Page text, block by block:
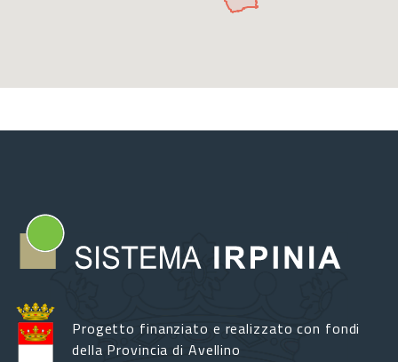
Progetto finanziato e realizzato con fondi
della Provincia di Avellino